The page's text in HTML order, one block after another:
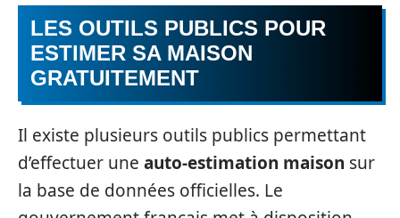
LES OUTILS PUBLICS POUR
ESTIMER SA MAISON
GRATUITEMENT
Il existe plusieurs outils publics permettant
d’effectuer une auto-estimation maison sur
la base de données officielles. Le